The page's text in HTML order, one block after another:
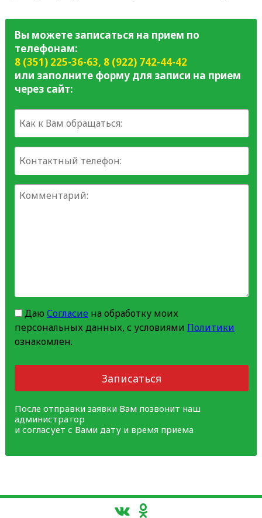
Вы можете записаться на прием по
телефонам:
8 (351) 225-36-63, 8 (922) 742-44-42
или заполните форму для записи на прием
через сайт:
Даю Согласиена обработку моих
персональных данных, с условиями Политики
ознакомлен.
Записаться
После отправки заявки Вам позвонит наш
администратор
и согласует с Вами дату и время приема